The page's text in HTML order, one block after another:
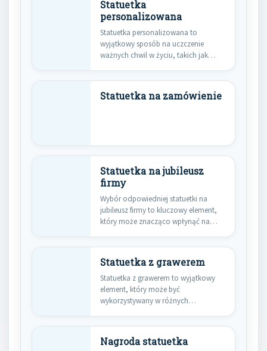
Statuetka
personalizowana
Statuetka personalizowana to
wyjątkowy sposób na uczczenie
ważnych chwil w życiu, takich jak
Statuetka na zamówienie
Statuetka na jubileusz
firmy
Wybór odpowiedniej statuetki na
jubileusz firmy to kluczowy element,
który może znacząco wpłynąć na
Statuetka z grawerem
Statuetka z grawerem to wyjątkowy
element, który może być
wykorzystywany w różnych
Nagroda statuetka